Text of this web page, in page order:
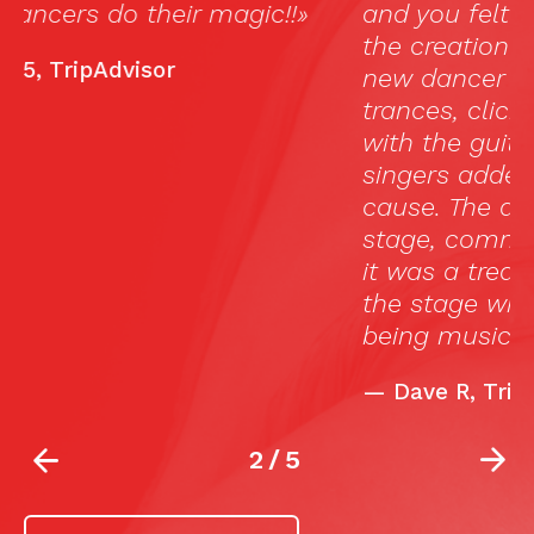
and you felt that you were watching
the creation of a dance, every time a
new dancer started…dancers entered
trances, clicked, and clocked, rapped
with the guitarists, all the while the
singers added their inspiration to the
cause. The dancers, while on this small
stage, commanded the audience, and
it was a treat to watch them walk off
the stage with all humbleness, after
being musical assassins on stage.»
2/5